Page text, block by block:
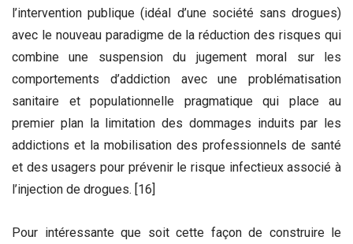
l’intervention publique (idéal d’une société sans drogues)
avec le nouveau paradigme de la réduction des risques qui
combine une suspension du jugement moral sur les
comportements d’addiction avec une problématisation
sanitaire et populationnelle pragmatique qui place au
premier plan la limitation des dommages induits par les
addictions et la mobilisation des professionnels de santé
et des usagers pour prévenir le risque infectieux associé à
l’injection de drogues. [16]
Pour intéressante que soit cette façon de construire le